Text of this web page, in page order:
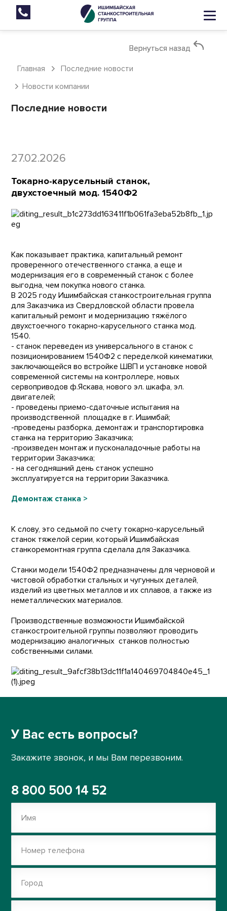
Вернуться назад
Главная
Вернуться назад
Последние новости
Новости компании
Последние новости
27.02.2026
Токарно-карусельный станок,
двухстоечный мод. 1540Ф2
Как показывает практика, капитальный ремонт
проверенного отечественного станка, а еще и
модернизация его в современный станок с более
выгодна, чем покупка нового станка.
В 2025 году Ишимбайская станкостроительная группа
для Заказчика из Свердловской области провела
капитальный ремонт и модернизацию тяжёлого
двухстоечного токарно-карусельного станка мод.
1540.
- станок переведен из универсального в станок с
позиционированием 1540Ф2 с переделкой кинематики,
заключающейся во встройке ШВП и установке новой
современной системы на контроллере, новых
сервоприводов ф.Яскава, нового эл. шкафа, эл.
двигателей;
- проведены приемо-сдаточные испытания на
производственной площадке в г. Ишимбай;
-проведены разборка, демонтаж и транспортировка
станка на территорию Заказчика;
-произведен монтаж и пусконаладочные работы на
территории Заказчика;
- на сегодняшний день станок успешно
эксплуатируется на территории Заказчика.
Демонтаж станка >
К слову, это седьмой по счету токарно-карусельный
станок тяжелой серии, который Ишимбайская
станкоремонтная группа сделала для Заказчика.
Станки модели 1540Ф2 предназначены для черновой и
чистовой обработки стальных и чугунных деталей,
изделий из цветных металлов и их сплавов, а также из
неметаллических материалов.
Производственные возможности Ишимбайской
станкостроительной группы позволяют проводить
модернизацию аналогичных станков полностью
собственными силами.
У Вас есть вопросы?
Закажите звонок, и мы Вам перезвоним.
8 800 500 14 52
Имя
Номер телефона
Город